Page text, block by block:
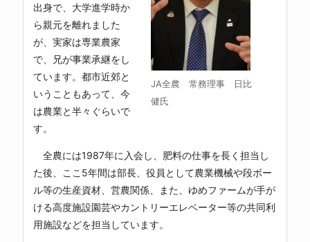
JA全農 常務理事 日比
健氏
出身で、大学進学時か
ら親元を離れました
が、実家は専業農家
で、兄が事業承継をし
ています。都市近郊と
いうこともあって、今
は農業と半々ぐらいで
す。
全農には1987年に入会し、肥料の仕事を長く担当し
た後、ここ5年間は部長、役員として農業機械や段ボー
ル等の生産資材、営農関係、また、ゆめファームが手が
ける高度施設園芸やカントリーエレベーター等の共同利
用施設などを担当しています。